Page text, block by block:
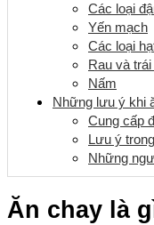
Các loại
Yến mạch
Các loại
Rau và
Nấm
Những lưu ý khi
Cung cấp
Lưu ý
Những
Ăn chay là